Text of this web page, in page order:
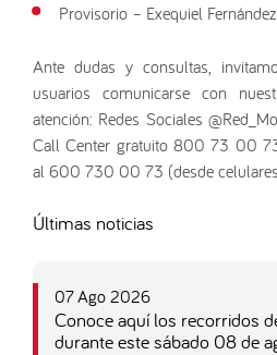
Provisorio – Exequiel
Ante dudas y consultas,
usuarios comunicarse con
atención: Redes Sociales
Call Center gratuito 800 73 00
al 600 730 00 73 (desde
Últimas noticias
07 Ago 2026
Conoce aquí los recorridos
durante este sábado 08 de